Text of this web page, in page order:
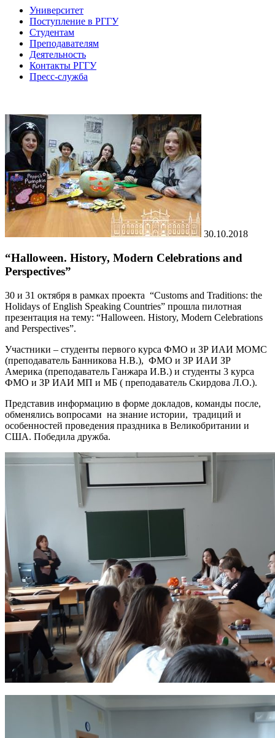
Университет
Поступление в РГГУ
Студентам
Преподавателям
Деятельность
Контакты РГГУ
Пресс-служба
30.10.2018
“Halloween. History, Modern Celebrations and
Perspectives”
30 и 31 октября в рамках проекта “Customs and Traditions: the
Holidays of English Speaking Countries” прошла пилотная
презентация на тему: “Halloween. History, Modern Celebrations
and Perspectives”.
Участники – студенты первого курса ФМО и ЗР ИАИ МОМС
(преподаватель Банникова Н.В.), ФМО и ЗР ИАИ ЗР
Америка (преподаватель Ганжара И.В.) и студенты 3 курса
ФМО и ЗР ИАИ МП и МБ ( преподаватель Скирдова Л.О.).
Представив информацию в форме докладов, команды после,
обменялись вопросами на знание истории, традиций и
особенностей проведения праздника в Великобритании и
США. Победила дружба.